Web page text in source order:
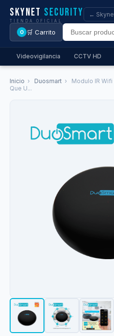
Skynet Security
TIENDA OFICIAL
←
0 🛒 Carrito
Videovigilancia CCTV HD
Inicio › Duosmart ›
Modulo IR
Que U...